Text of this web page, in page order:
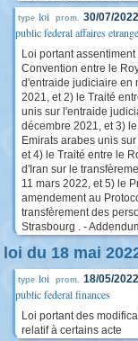
type loi prom. 30/07/2022
public federal affaires
Loi portant
Convention entre le
d'entraide judiciaire en
2021, et 2) le Traité
unis sur l'entraide
décembre 2021, et 3)
Emirats arabes unis
et 4) le Traité entre le
d'Iran sur le
11 mars 2022, et 5) le
amendement au
transfèrement des
Strasbourg . -
loi du 18 mai
type loi prom. 18/05/2022
public federal finances
Loi portant des
relatif à certains acte